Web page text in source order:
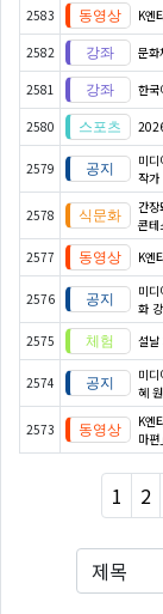
2583 K엔
2582 문
2581 한
2580
2579
미
작가
2578
간장
콘테
2577 K엔
2576
미
화
2575 설날
2574
미
혜
2573
K엔
마편」
1 2